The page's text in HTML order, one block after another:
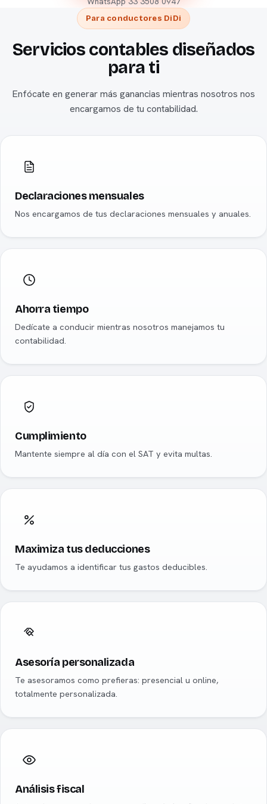
Para conductores DiDi
Servicios contables diseñados
para ti
Enfócate en generar más ganancias mientras nosotros nos
encargamos de tu contabilidad.
Declaraciones mensuales
Nos encargamos de tus declaraciones mensuales y anuales.
Ahorra tiempo
Dedícate a conducir mientras nosotros manejamos tu
contabilidad.
Cumplimiento
Mantente siempre al día con el SAT y evita multas.
Maximiza tus deducciones
Te ayudamos a identificar tus gastos deducibles.
Asesoría personalizada
Te asesoramos como prefieras: presencial u online,
totalmente personalizada.
Análisis fiscal